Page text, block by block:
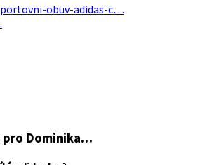
obuv-adidas-c…
pro Dominika…